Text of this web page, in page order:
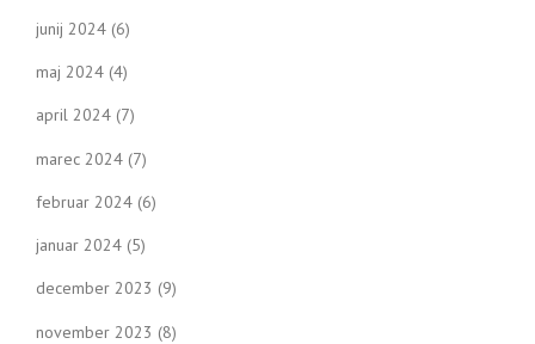
junij 2024 (6)
maj 2024 (4)
april 2024 (7)
marec 2024 (7)
februar 2024 (6)
januar 2024 (5)
december 2023 (9)
november 2023 (8)